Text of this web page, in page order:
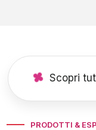
Scopri
PRODOTTI &